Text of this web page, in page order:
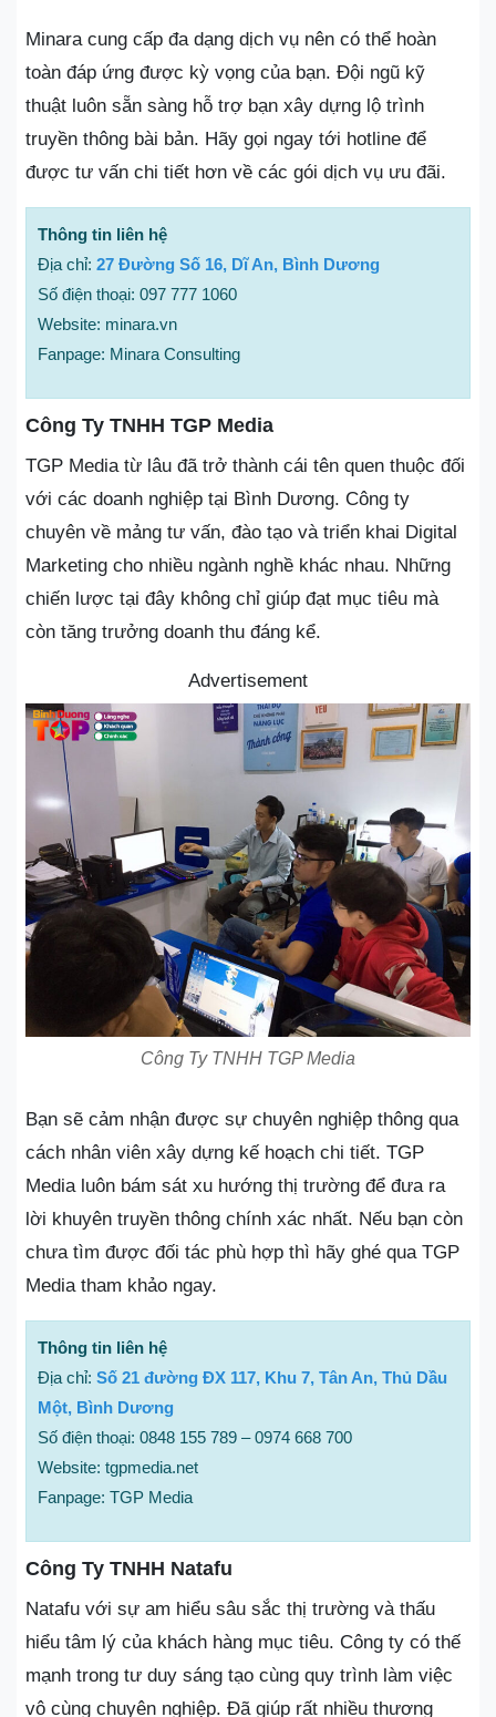
Minara cung cấp đa dạng dịch vụ nên có thể hoàn
toàn đáp ứng được kỳ vọng của bạn. Đội ngũ kỹ
thuật luôn sẵn sàng hỗ trợ bạn xây dựng lộ trình
truyền thông bài bản. Hãy gọi ngay tới hotline để
được tư vấn chi tiết hơn về các gói dịch vụ ưu đãi.
Thông tin liên hệ
Địa chỉ: 27 Đường Số 16, Dĩ An, Bình Dương
Số điện thoại: 097 777 1060
Website: minara.vn
Fanpage: Minara Consulting
Công Ty TNHH TGP Media
TGP Media từ lâu đã trở thành cái tên quen thuộc đối
với các doanh nghiệp tại Bình Dương. Công ty
chuyên về mảng tư vấn, đào tạo và triển khai Digital
Marketing cho nhiều ngành nghề khác nhau. Những
chiến lược tại đây không chỉ giúp đạt mục tiêu mà
còn tăng trưởng doanh thu đáng kể.
Advertisement
Công Ty TNHH TGP Media
Bạn sẽ cảm nhận được sự chuyên nghiệp thông qua
cách nhân viên xây dựng kế hoạch chi tiết. TGP
Media luôn bám sát xu hướng thị trường để đưa ra
lời khuyên truyền thông chính xác nhất. Nếu bạn còn
chưa tìm được đối tác phù hợp thì hãy ghé qua TGP
Media tham khảo ngay.
Thông tin liên hệ
Địa chỉ: Số 21 đường ĐX 117, Khu 7, Tân An, Thủ Dầu
Một, Bình Dương
Số điện thoại: 0848 155 789 – 0974 668 700
Website: tgpmedia.net
Fanpage: TGP Media
Công Ty TNHH Natafu
Natafu với sự am hiểu sâu sắc thị trường và thấu
hiểu tâm lý của khách hàng mục tiêu. Công ty có thế
mạnh trong tư duy sáng tạo cùng quy trình làm việc
vô cùng chuyên nghiệp. Đã giúp rất nhiều thương